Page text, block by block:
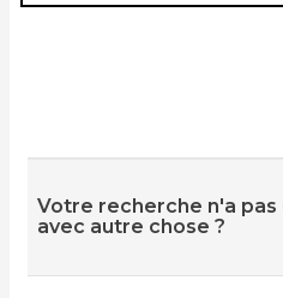
Votre recherche n'a pas
avec autre chose ?